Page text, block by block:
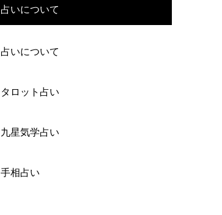
占いについて
占いについて
タロット占い
九星気学占い
手相占い